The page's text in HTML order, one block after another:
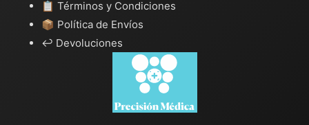
📋 Términos y Condiciones
📦 Política de Envíos
↩️ Devoluciones